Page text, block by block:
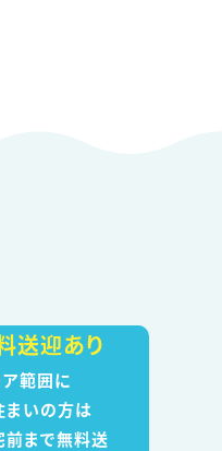
送迎あり
ア範囲に
まいの方は
前まで無料送